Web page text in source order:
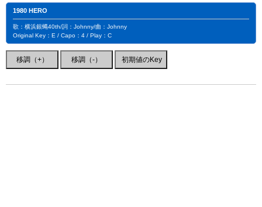
1980 HERO
歌：横浜銀蝿40th/詞：Johnny/曲：Johnny
Original Key：E / Capo：4 / Play：C